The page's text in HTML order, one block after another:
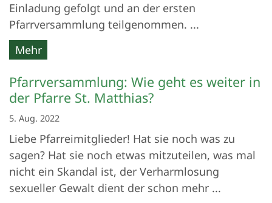
Einladung gefolgt und an der ersten
Pfarrversammlung teilgenommen. ...
Mehr
Pfarrversammlung: Wie geht es weiter in
der Pfarre St. Matthias?
5. Aug. 2022
Liebe Pfarreimitglieder! Hat sie noch was zu
sagen? Hat sie noch etwas mitzuteilen, was mal
nicht ein Skandal ist, der Verharmlosung
sexueller Gewalt dient der schon mehr ...